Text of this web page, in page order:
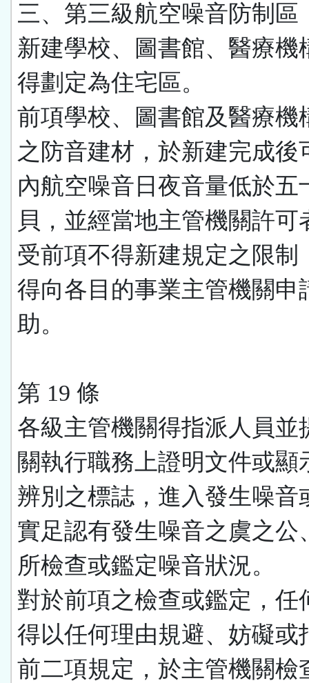
三、第三級航空噪音防制區
新建學校、圖書館、醫療機
得劃定為住宅區。
前項學校、圖書館及醫療機
之防音建材，於新建完成後
內航空噪音日夜音量低於五
貝，並經當地主管機關許可
受前項不得新建規定之限制
得向各目的事業主管機關申
助。
第 19 條
各級主管機關得指派人員並
關執行職務上證明文件或顯
辨別之標誌，進入發生噪音
實足認有發生噪音之虞之公
所檢查或鑑定噪音狀況。
對於前項之檢查或鑑定，任
得以任何理由規避、妨礙或
前二項規定，於主管機關檢